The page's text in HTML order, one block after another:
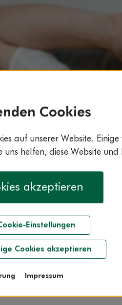
Startseite
wie du damit
Cookies
auf unserer Website. Einige
helfen, diese Website
akzeptieren
Einstellungen
Cookies akzeptieren
Impressum